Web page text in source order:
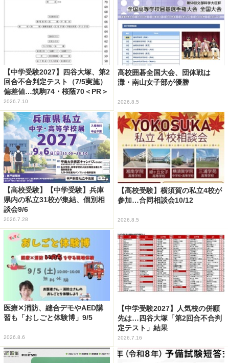
【中学受験2027】四谷大塚、第2
回合不合判定テスト（7/5実施）
偏差値…筑駒74・桜蔭70＜PR＞
2026.7.10
高校囲碁全国大会、団体戦は
灘・南山女子部が優勝
2026.8.5
【高校受験】【中学受験】兵庫
県内の私立31校が集結、個別相
談会9/6
2026.7.28
【高校受験】横須賀の私立4校が
参加…合同相談会10/12
2026.8.5
医療✕消防、縫合デモやAED講
習も「おしごと体験博」9/5
2026.8.6
【中学受験2027】人気校の併願
先は…四谷大塚「第2回合不合判
定テスト」結果
2026.7.16